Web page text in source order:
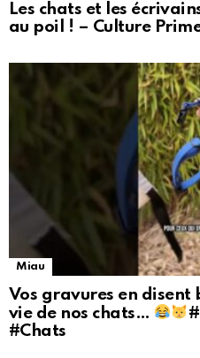
Les chats et les
au poil ! – Culture
Miau
Vos gravures en disent
vie de nos chats…
#Chats